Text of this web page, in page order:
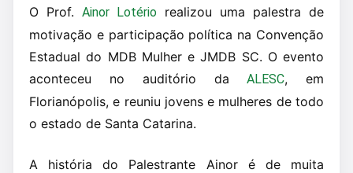
O Prof. Ainor Lotério realizou uma palestra de
motivação e participação política na Convenção
Estadual do MDB Mulher e JMDB SC. O evento
aconteceu no auditório da ALESC, em
Florianópolis, e reuniu jovens e mulheres de todo
o estado de Santa Catarina.
A história do Palestrante Ainor é de muita